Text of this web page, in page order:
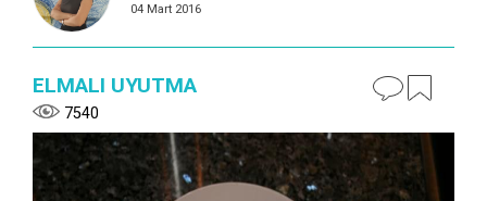
04 Mart 2016
ELMALI UYUTMA
7540